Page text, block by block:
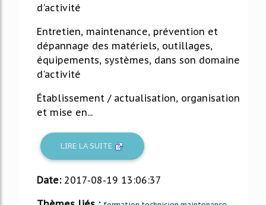
d'activité
Entretien, maintenance, prévention et
dépannage des matériels, outillages,
équipements, systèmes, dans son domaine
d'activité
Établissement / actualisation, organisation
et mise en...
LIRE LA SUITE
Date: 2017-08-19 13:06:37